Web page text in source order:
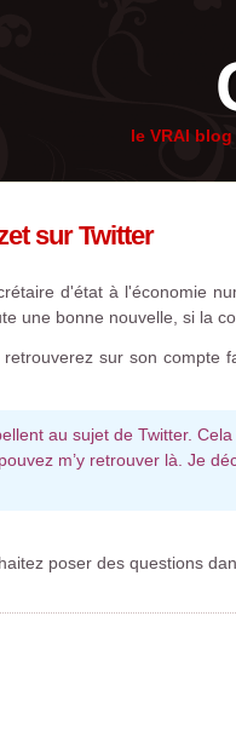
le VRAI
sur Twitter
d'état à l'économie
une bonne nouvelle, si la
sur son compte
au sujet de Twitter.
m’y retrouver là. Je
poser des questions